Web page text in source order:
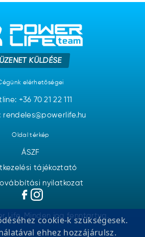
ÜZENET KÜLDÉSE
elérhetőségei
+36 70 21 22 111
rendeles@powerlife.hu
Oldal térkép
ÁSZF
tájékoztató
nyilatkozat
Life. Minden jog fenntartva.
cookie-k szükségesek.
ehhez hozzájárulsz.